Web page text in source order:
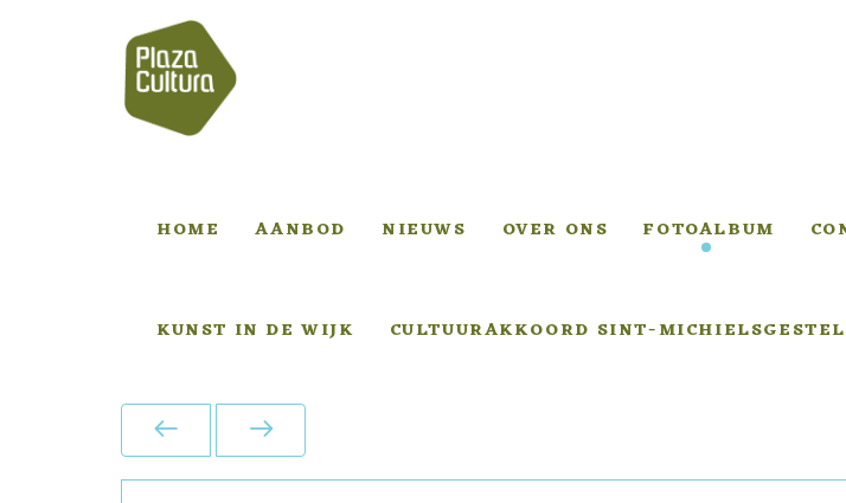
HOME AANBOD NIEUWS OVER ONS FOTOALBUM
KUNST IN DE WIJK CULTUURAKKOORD SINT-MICHIELSGESTEL